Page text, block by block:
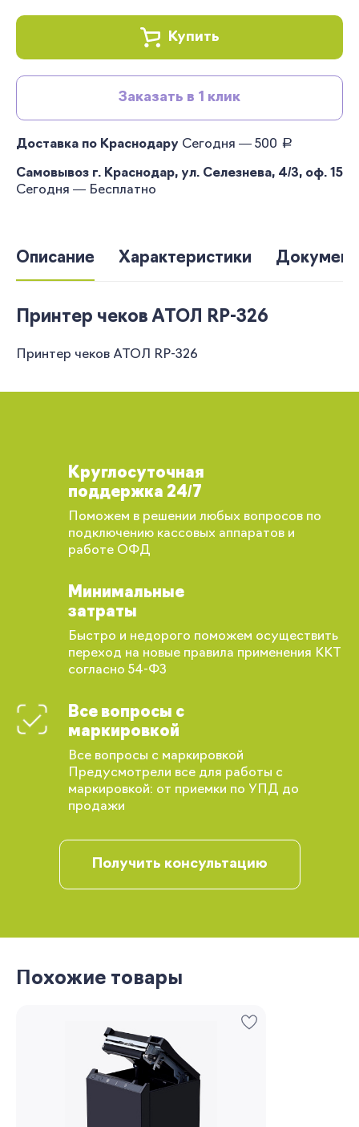
Купить
Заказать в 1 клик
Доставка по Краснодару Сегодня — 500 руб.
Самовывоз г. Краснодар, ул. Селезнева, 4/3, оф. 15
Сегодня — Бесплатно
Описание Характеристики
Принтер чеков АТОЛ RP-326
Принтер чеков АТОЛ RP-326
Круглосуточная
поддержка 24/7
Поможем в решении любых вопросов по
подключению кассовых аппаратов и
работе ОФД
Минимальные
затраты
Быстро и недорого поможем осуществить
переход на новые правила применения ККТ
согласно 54-ФЗ
Все вопросы с
маркировкой
Все вопросы с маркировкой
Предусмотрели все для работы с
маркировкой: от приемки по УПД до
продажи
Получить консультацию
Похожие товары
заказов и получать индивидуальные